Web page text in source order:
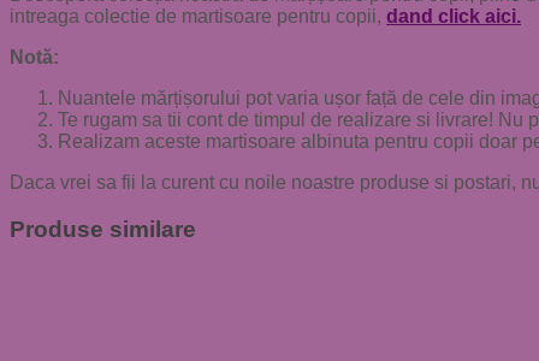
intreaga colectie de martisoare pentru copii, dand click aici.
Notă:
Nuantele mărțișorului pot varia ușor față de cele din
Te rugam sa tii cont de timpul de realizare si livrare! Nu
Realizam aceste martisoare albinuta pentru copii doar
Daca vrei sa fii la curent cu noile noastre produse si postari,
Produse similare